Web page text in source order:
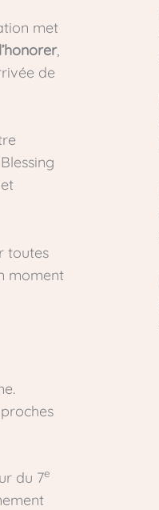
met
l’honorer,
de
toutes
moment
du 7e